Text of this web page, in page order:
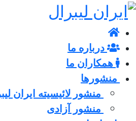
درباره ما
همکاران ما
منشورها
منشور لائیسیته ایران
منشور آزادی